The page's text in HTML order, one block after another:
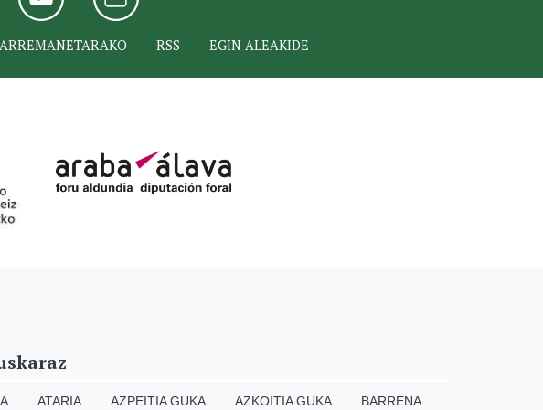
RSS EGIN ALEAKIDE
ATARIA AZPEITIA GUKA AZKOITIA GUKA BARRENA